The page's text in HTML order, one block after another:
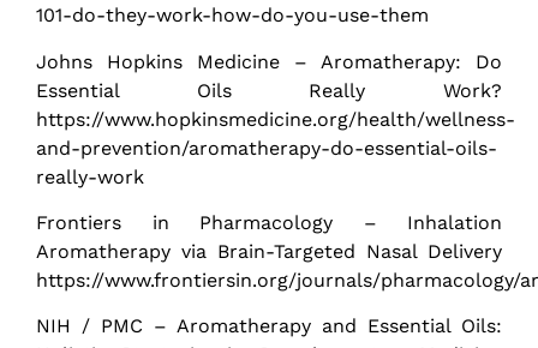
101-do-they-work-how-do-you-use-them
Johns Hopkins Medicine – Aromatherapy: Do
Essential Oils Really Work?
https://www.hopkinsmedicine.org/health/wellness-
and-prevention/aromatherapy-do-essential-oils-
really-work
Frontiers in Pharmacology – Inhalation
Aromatherapy via Brain-Targeted Nasal Delivery
https://www.frontiersin.org/journals/pharmacology/
NIH / PMC – Aromatherapy and Essential Oils: